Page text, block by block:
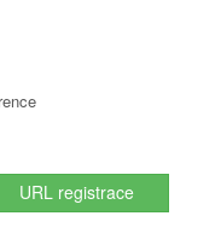
URL registrace